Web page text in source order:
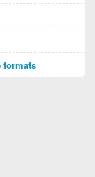
formats